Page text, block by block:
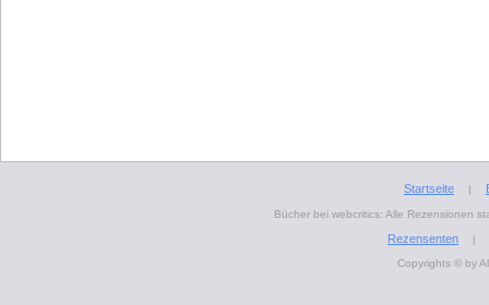
Startseite |
Bücher bei webcritics: Alle Rezensionen
Rezensenten
|
Copyrights © by